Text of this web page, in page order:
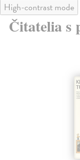
High-contrast mode
Čitatelia s